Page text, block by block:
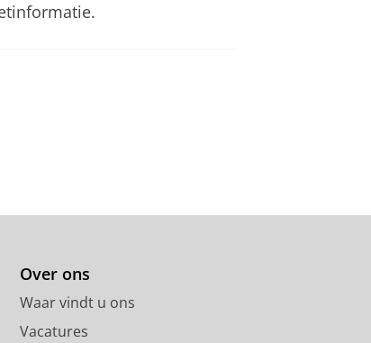
Over ons
Waar vindt u ons
Vacatures